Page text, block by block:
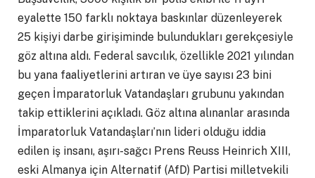
eyalette 150 farklı noktaya baskınlar düzenleyerek
25 kişiyi darbe girişiminde bulundukları gerekçesiyle
göz altına aldı. Federal savcılık, özellikle 2021 yılından
bu yana faaliyetlerini artıran ve üye sayısı 23 bini
geçen İmparatorluk Vatandaşları grubunu yakından
takip ettiklerini açıkladı. Göz altına alınanlar arasında
İmparatorluk Vatandaşları’nın lideri olduğu iddia
edilen iş insanı, aşırı-sağcı Prens Reuss Heinrich XIII,
eski Almanya için Alternatif (AfD) Partisi milletvekili